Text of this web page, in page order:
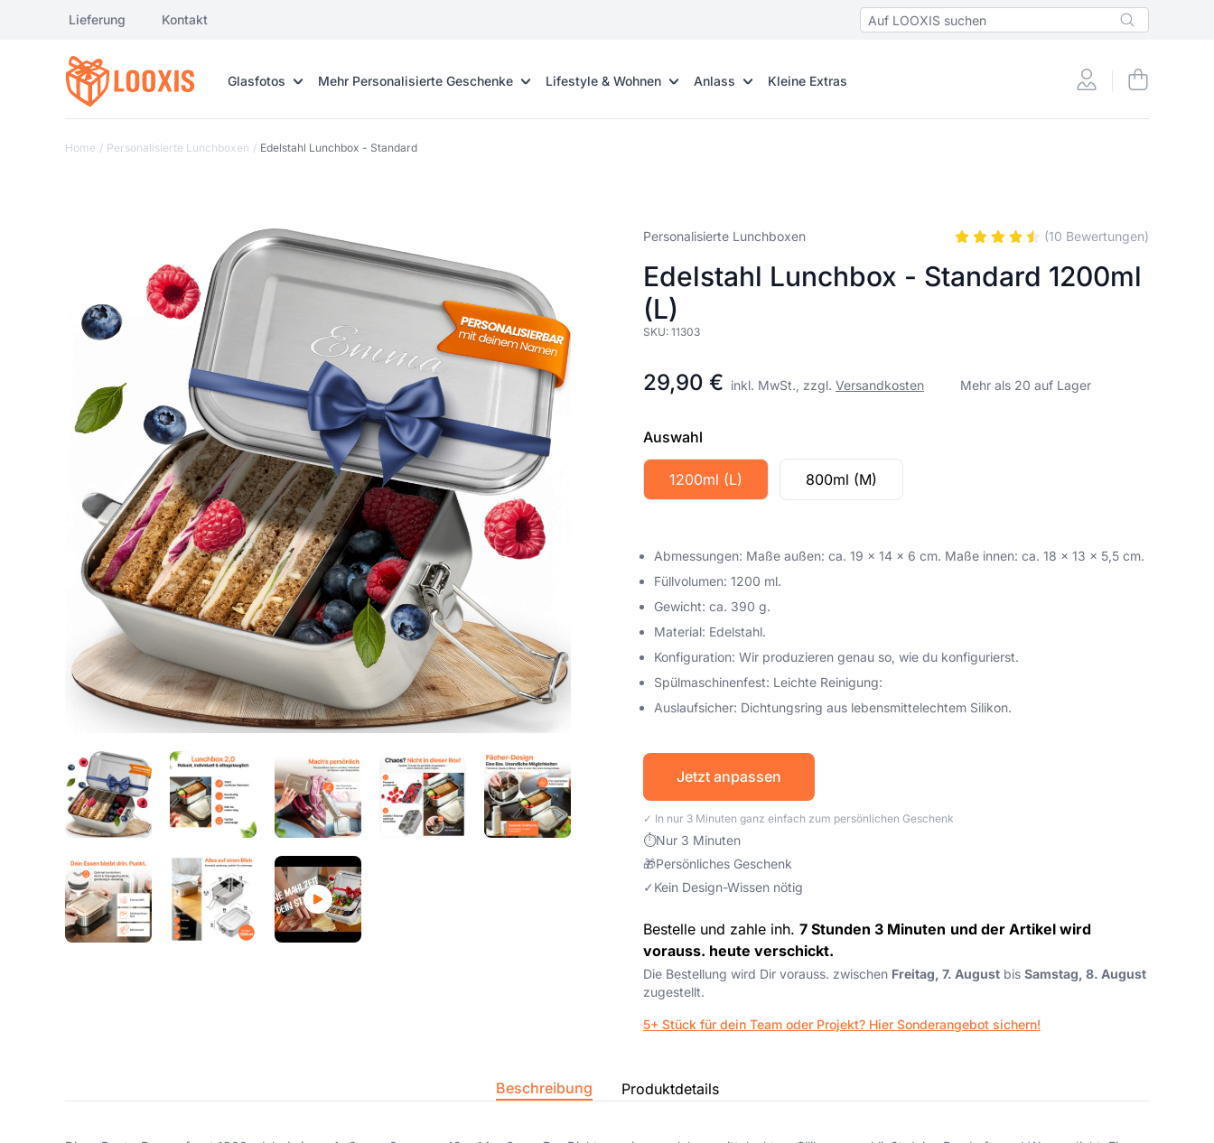
Lieferung Kontakt
Glasfotos Mehr Personalisierte Geschenke Lifestyle & Wohnen Anlass Kleine Extras
Home / Personalisierte Lunchboxen / Edelstahl Lunchbox - Standard
Personalisierte Lunchboxen (10 Bewertungen)
Edelstahl Lunchbox - Standard 1200ml
(L)
SKU: 11303
29,90 € inkl. MwSt., zzgl. Versandkosten Mehr als 20 auf Lager
Auswahl
1200ml (L) 800ml (M)
Abmessungen: Maße außen: ca. 19 x 14 x 6 cm. Maße innen: ca. 18 x 13 x 5,5 cm.
Füllvolumen: 1200 ml.
Gewicht: ca. 390 g.
Material: Edelstahl.
Konfiguration: Wir produzieren genau so, wie du konfigurierst.
Spülmaschinenfest: Leichte Reinigung:
Auslaufsicher: Dichtungsring aus lebensmittelechtem Silikon.
Jetzt anpassen
✓ In nur 3 Minuten ganz einfach zum persönlichen Geschenk
⏱Nur 3 Minuten
🎁Persönliches Geschenk
✓ Kein Design-Wissen nötig
Bestelle und zahle inh. 7 Stunden 3 Minuten und der Artikel wird
vorauss. heute verschickt.
Die Bestellung wird Dir vorauss. zwischen Freitag, 7. August bis Samstag, 8. August
zugestellt.
5+ Stück für dein Team oder Projekt? Hier Sonderangebot sichern!
Beschreibung Produktdetails